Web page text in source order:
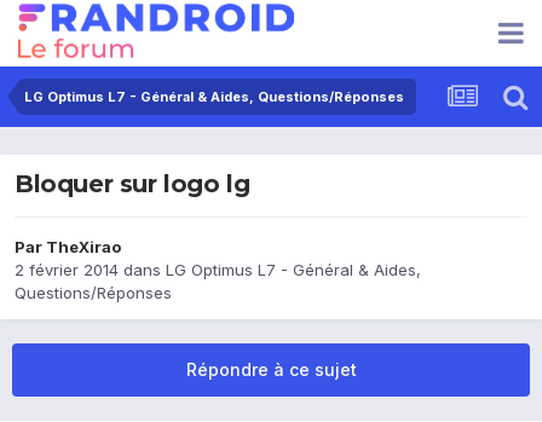
LG Optimus L7 - Général & Aides, Questions/Réponses
Bloquer sur logo lg
Par TheXirao
2 février 2014 dans LG Optimus L7 - Général & Aides,
Questions/Réponses
Répondre à ce sujet